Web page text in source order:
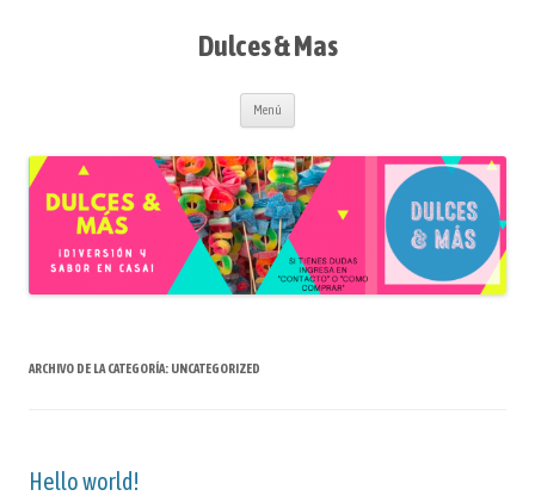
Dulces & Mas
Menú
ARCHIVO DE LA CATEGORÍA: UNCATEGORIZED
Hello world!